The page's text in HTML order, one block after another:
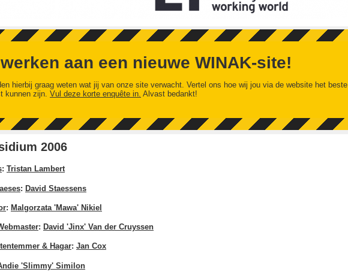
aan een nieuwe WINAK-site!
hierbij graag weten wat jij van onze site verwacht. Vertel ons hoe wij jou via de website het beste
kunnen zijn. Vul deze korte enquête in. Alvast bedankt!
2006
: Tristan Lambert
: David Staessens
: Malgorzata 'Mawa' Nikiel
: David 'Jinx' Van der Cruyssen
& Hagar: Jan Cox
'Slimmy' Similon